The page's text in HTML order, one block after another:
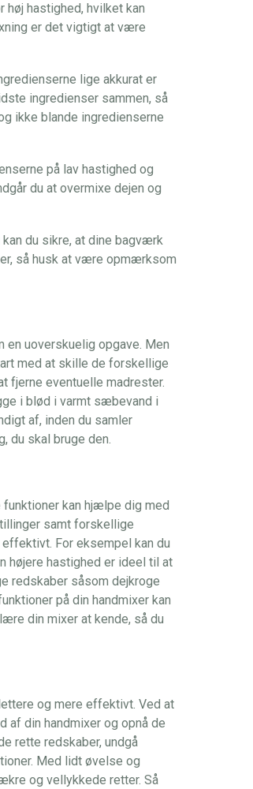
hastighed, hvilket kan
er det vigtigt at være
lige akkurat er
ingredienser sammen, så
ikke blande ingredienserne
på lav hastighed og
du at overmixe dejen og
du sikre, at dine bagværk
så husk at være opmærksom
en uoverskuelig opgave. Men
med at skille de forskellige
fjerne eventuelle madrester.
i blød i varmt sæbevand i
af, inden du samler
du skal bruge den.
funktioner kan hjælpe dig med
samt forskellige
For eksempel kan du
højere hastighed er ideel til at
redskaber såsom dejkroge
på din handmixer kan
din mixer at kende, så du
og mere effektivt. Ved at
af din handmixer og opnå de
rette redskaber, undgå
Med lidt øvelse og
og vellykkede retter. Så